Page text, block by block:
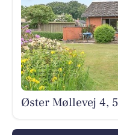
Øster Møllevej 4,